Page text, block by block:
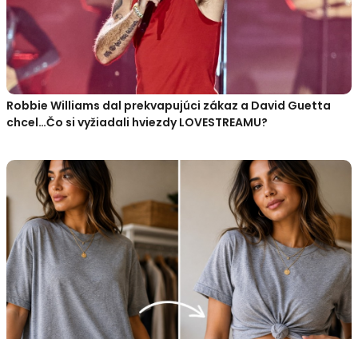
Robbie Williams dal prekvapujúci zákaz a David Guetta
chcel…Čo si vyžiadali hviezdy LOVESTREAMU?